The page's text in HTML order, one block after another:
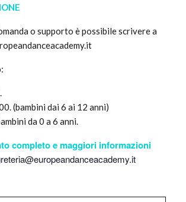
o supporto è possibile scrivere a
(bambini dai 6 ai 12 anni)
da 0 a 6 anni.
completo emaggiori informazioni